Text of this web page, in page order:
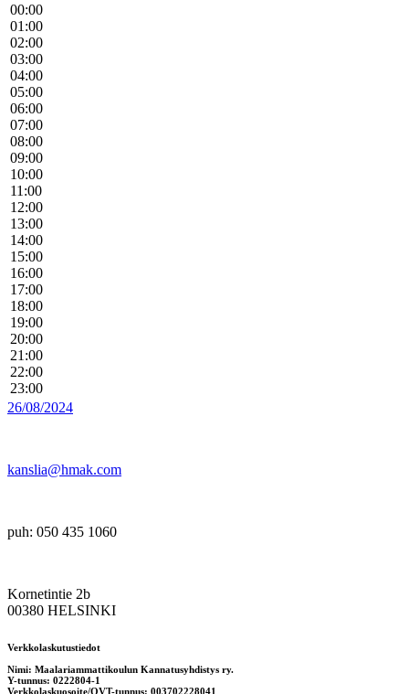
00:00
01:00
02:00
03:00
04:00
05:00
06:00
07:00
08:00
09:00
10:00
11:00
12:00
13:00
14:00
15:00
16:00
17:00
18:00
19:00
20:00
21:00
22:00
23:00
26/08/2024
kanslia@hmak.com
puh: 050 435 1060
Kornetintie 2b
00380 HELSINKI
Verkkolaskutustiedot
Nimi: Maalariammattikoulun Kannatusyhdistys ry.
Y-tunnus: 0222804-1
Verkkolaskuosoite/OVT-tunnus: 003702228041